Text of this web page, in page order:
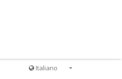
Italiano